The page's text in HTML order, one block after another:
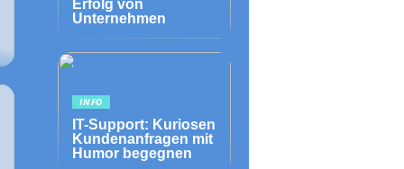
Erfolg von
Unternehmen
INFO
IT-Support: Kuriosen
Kundenanfragen mit
Humor begegnen